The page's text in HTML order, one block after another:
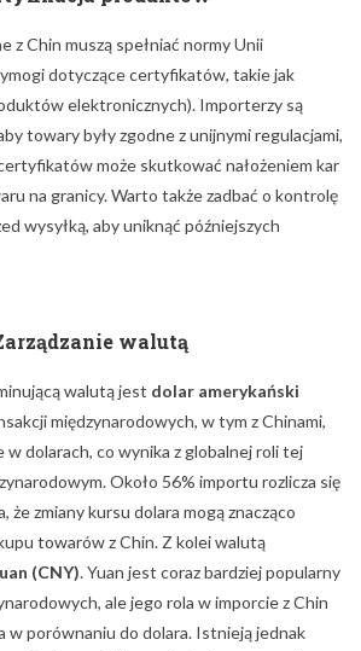
z Chin muszą spełniać normy Unii
dotyczące certyfikatów, takie jak
elektronicznych). Importerzy są
towary były zgodne z unijnymi regulacjami,
może skutkować nałożeniem kar
na granicy. Warto także zadbać o kontrolę
wysyłką, aby uniknąć późniejszych
walutą
walutą jest dolar amerykański
międzynarodowych, w tym z Chinami,
w dolarach, co wynika z globalnej roli tej
Około 56% importu rozlicza się
że zmiany kursu dolara mogą znacząco
towarów z Chin. Z kolei walutą
uan (CNY). Yuan jest coraz bardziej popularny
ale jego rola w imporcie z Chin
w porównaniu do dolara. Istnieją jednak